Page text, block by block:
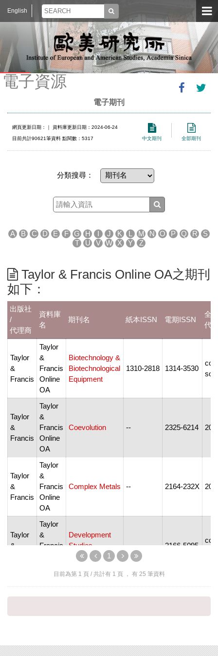
English
電子資源
電子期刊
中文期刊 全部期刊
網頁更新日期： ｜ 資料庫更新日期：2024-06-24
目前共計90621筆資料 點閱數：5317
分類搜尋：
A B C D E F G H I J K L M N O P Q R
S
T
U V W X Y Z
Taylor & Francis Online OA之期刊
如下：
出版社
/
代理商
資料庫
名
期刊名 紙本ISSN 電期ISSN
全
代
Taylor
&
Francis
Taylor
&
Francis
Online
OA
Biotechnology &
Biotechnological
Equipment
1310-2818 1314-3530
Taylor
&
Francis
Taylor
&
Francis
Online
OA
Coevolution -- 2325-6214
Taylor
&
Francis
Taylor
&
Francis
Online
OA
Complex Metals -- 2164-232X
Taylor
&
Taylor
&
Francis
Development
Studies
Research
-- 2166-5095
Francis
Online
Research
Taylor
&
Energy
1
目前為第 1 頁 / 共計有 1 頁 ， 有 25 筆資料